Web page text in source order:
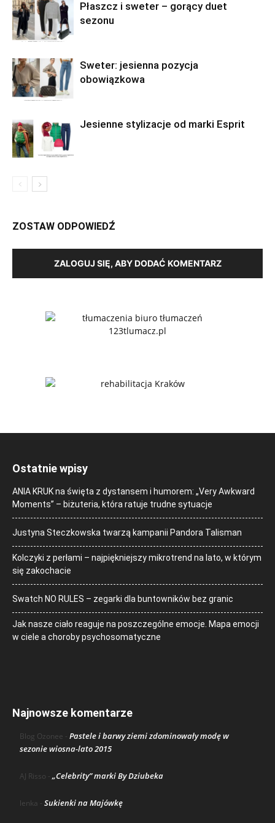
Płaszcz i sweter – gorący duet
sezonu
Sweter: jesienna pozycja
obowiązkowa
Jesienne stylizacje od marki Esprit
ZOSTAW ODPOWIEDŹ
ZALOGUJ SIĘ, ABY DODAĆ KOMENTARZ
Ostatnie wpisy
ANIA KRUK na święta z dystansem i humorem: „Very Awkward
Moments” – biżuteria, która ratuje trudne sytuacje
Justyna Steczkowska twarzą kampanii Pandora Talisman
Kolczyki z perłami – najpiękniejszy mikrotrend na lato, w którym
się zakochacie
Swatch NO RULES – zegarki dla buntowników bez granic
Jak nasze ciało reaguje na poszczególne emocje. Mapa emocji
w ciele a choroby psychosomatyczne
Najnowsze komentarze
Blog Ozonee - Pastele i barwy ziemi zdominowały modę w
sezonie wiosna-lato 2015
AJ Risso - „Celebrity” marki By Dziubeka
lenka - Sukienki na Majówkę